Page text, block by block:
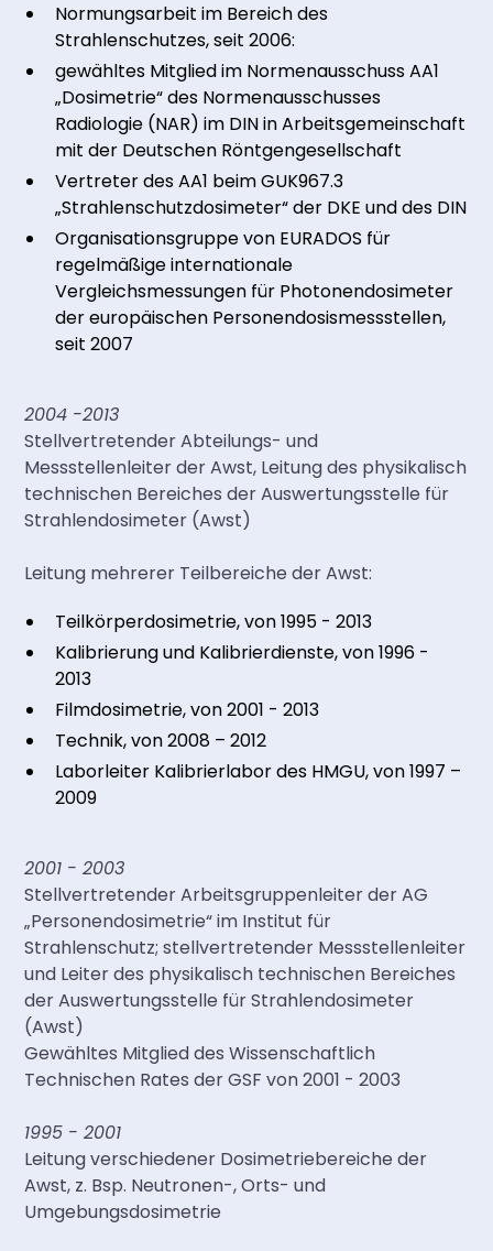
Normungsarbeit im Bereich des
Strahlenschutzes, seit 2006:
gewähltes Mitglied im Normenausschuss AA1
„Dosimetrie“ des Normenausschusses
Radiologie (NAR) im DIN in Arbeitsgemeinschaft
mit der Deutschen Röntgengesellschaft
Vertreter des AA1 beim GUK967.3
„Strahlenschutzdosimeter“ der DKE und des DIN
Organisationsgruppe von EURADOS für
regelmäßige internationale
Vergleichsmessungen für Photonendosimeter
der europäischen Personendosismessstellen,
seit 2007
2004 -2013
Stellvertretender Abteilungs- und
Messstellenleiter der Awst, Leitung des physikalisch
technischen Bereiches der Auswertungsstelle für
Strahlendosimeter (Awst)
Leitung mehrerer Teilbereiche der Awst:
Teilkörperdosimetrie, von 1995 - 2013
Kalibrierung und Kalibrierdienste, von 1996 -
2013
Filmdosimetrie, von 2001 - 2013
Technik, von 2008 – 2012
Laborleiter Kalibrierlabor des HMGU, von 1997 –
2009
2001 - 2003
Stellvertretender Arbeitsgruppenleiter der AG
„Personendosimetrie“ im Institut für
Strahlenschutz; stellvertretender Messstellenleiter
und Leiter des physikalisch technischen Bereiches
der Auswertungsstelle für Strahlendosimeter
(Awst)
Gewähltes Mitglied des Wissenschaftlich
Technischen Rates der GSF von 2001 - 2003
1995 - 2001
Leitung verschiedener Dosimetriebereiche der
Awst, z. Bsp. Neutronen-, Orts- und
Umgebungsdosimetrie